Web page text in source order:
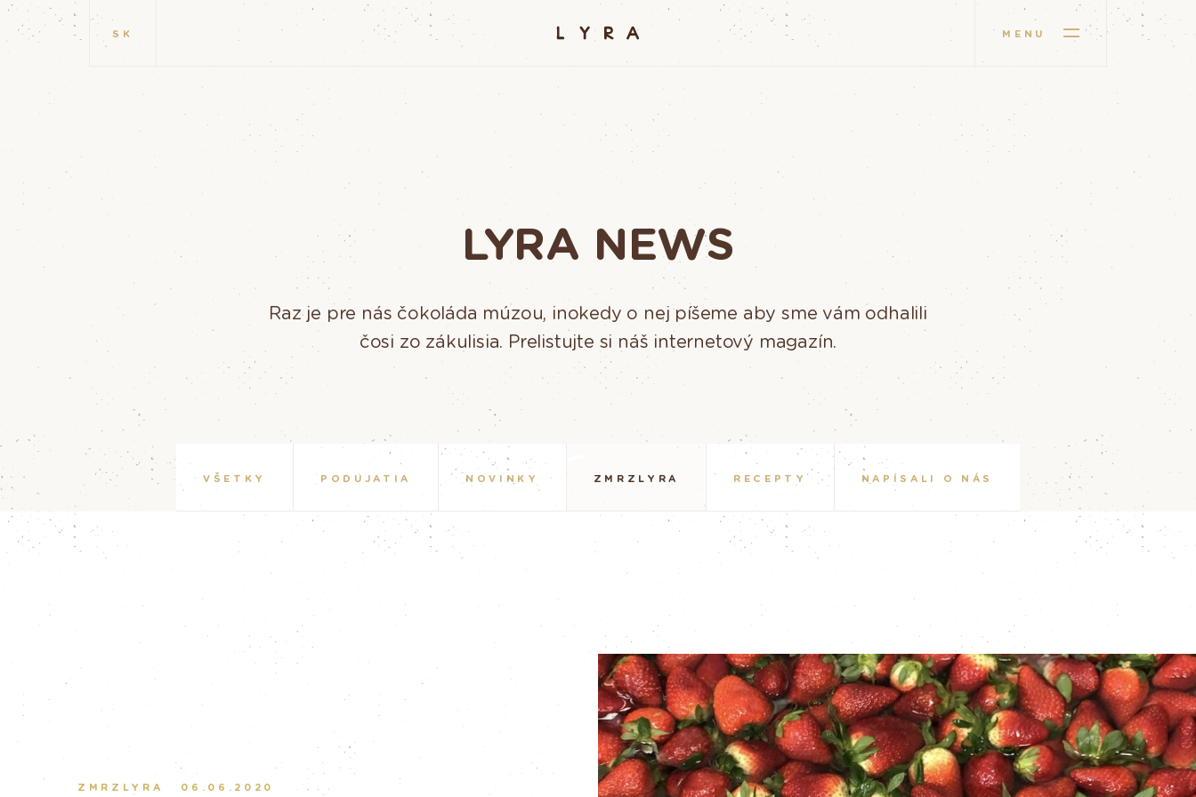
SK MENU
LYRA NEWS
Raz je pre nás čokoláda múzou, inokedy o nej píšeme aby sme vám odhalili
čosi zo zákulisia. Prelistujte si náš internetový magazín.
VŠETKY PODUJATIA NOVINKY ZMRZLYRA RECEPTY NAPÍSALI O NÁS
ZMRZLYRA 06.06.2020